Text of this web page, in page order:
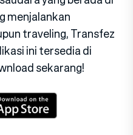
menjalankan
traveling, Transfez
ini tersedia di
sekarang!